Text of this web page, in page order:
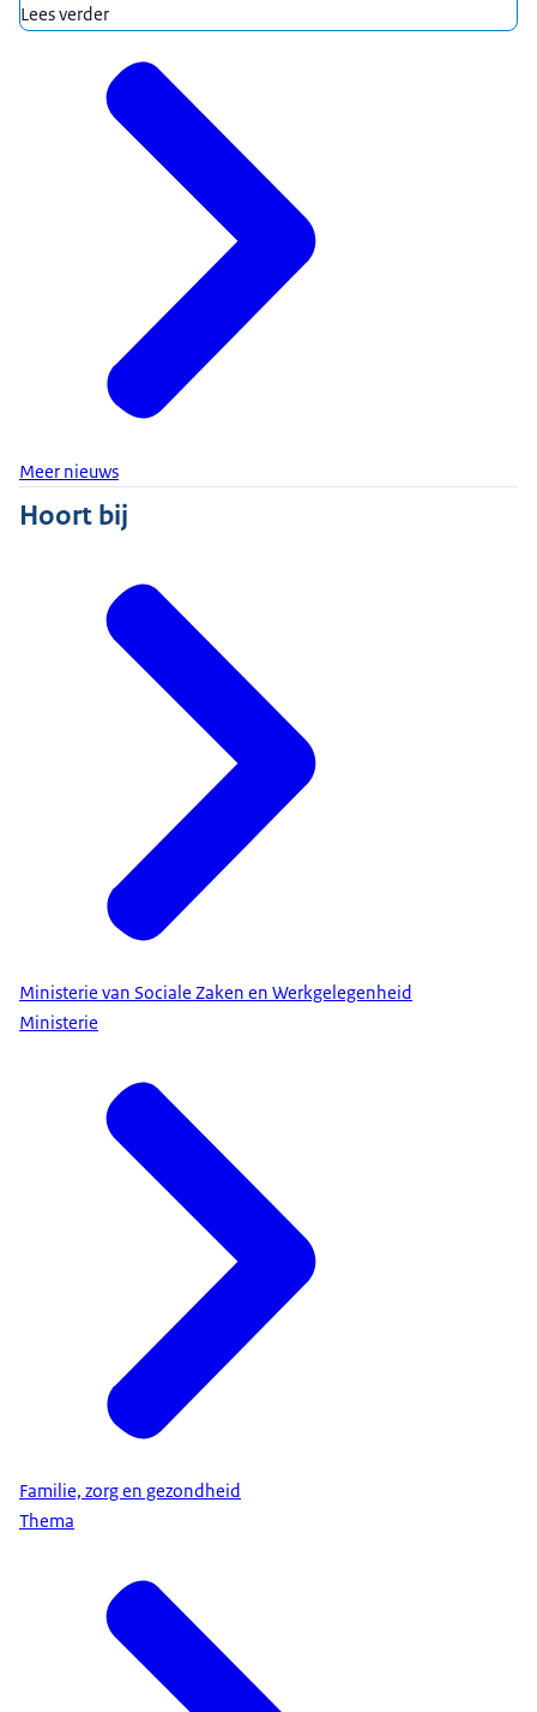
Lees verder
Meer nieuws
Hoort bij
Ministerie van Sociale Zaken en Werkgelegenheid
Ministerie
Familie, zorg en gezondheid
Thema